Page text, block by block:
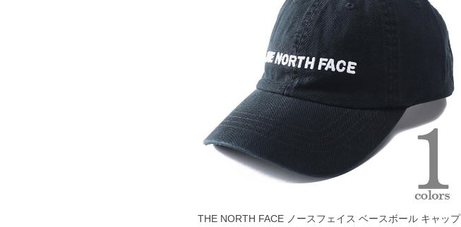
THE NORTH FACE ノースフェイス ベースボール キャップ